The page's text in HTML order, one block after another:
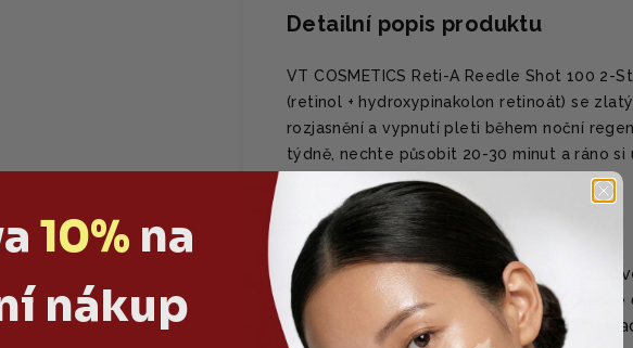
Detailní popis produktu
VT COSMETICS Reti-A Reedle Shot 100 2-
(retinol + hydroxypinakolon retinoát) se
rozjasnění a vypnutí pleti během noční
týdně, nechte působit 20-30 minut a ráno si
PROČ SE TI BUDE LÍBIT?
✅ Silná regenerace díky
✅ Zklidnění a hloubková
✅ Revitalizace a rozjasnění díky
10% na
nákup